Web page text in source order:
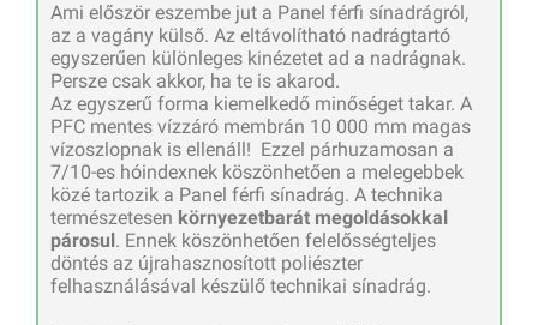
Ami először eszembe jut a Panel férfi sínadrágról,
az a vagány külső. Az eltávolítható nadrágtartó
egyszerűen különleges kinézetet ad a nadrágnak.
Persze csak akkor, ha te is akarod.
Az egyszerű forma kiemelkedő minőséget takar. A
PFC mentes vízzáró membrán 10 000 mm magas
vízoszlopnak is ellenáll! Ezzel párhuzamosan a
7/10-es hóindexnek köszönhetően a melegebbek
közé tartozik a Panel férfi sínadrág. A technika
természetesen környezetbarát megoldásokkal
párosul . Ennek köszönhetően felelősségteljes
döntés az újrahasznosított poliészter
felhasználásával készülő technikai sínadrág.